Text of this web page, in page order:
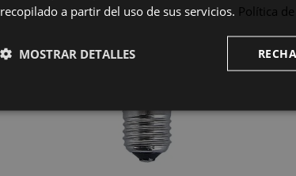
recopilado a partir del uso de sus servicios. Política
MOSTRAR DETALLES